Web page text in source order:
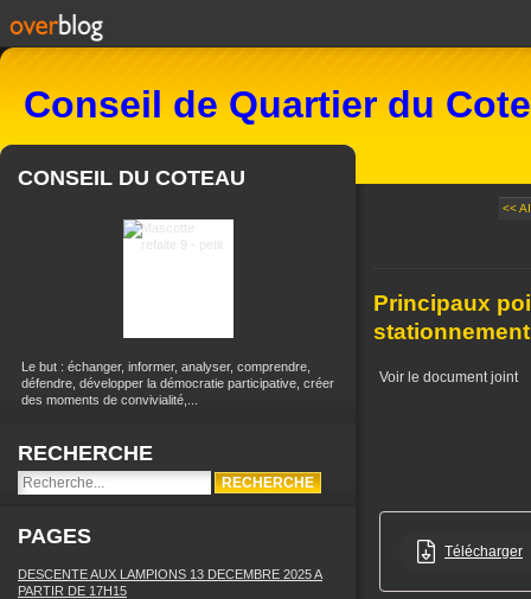
Conseil de Quartier du
CONSEIL DU COTEAU
Le but : échanger, informer, analyser, comprendre,
défendre, développer la démocratie participative, créer
des moments de convivialité,...
RECHERCHE
PAGES
DESCENTE AUX LAMPIONS 13 DECEMBRE 2025 A
PARTIR DE 17H15
<<
Principaux
stationnement
Voir le document joint
Télécharger